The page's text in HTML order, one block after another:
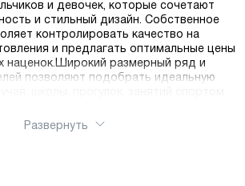
и девочек, которые сочетают
и стильный дизайн. Собственное
контролировать качество на
и предлагать оптимальные цены
наценок.Широкий размерный ряд и
позволяют подобрать идеальную
Развернуть